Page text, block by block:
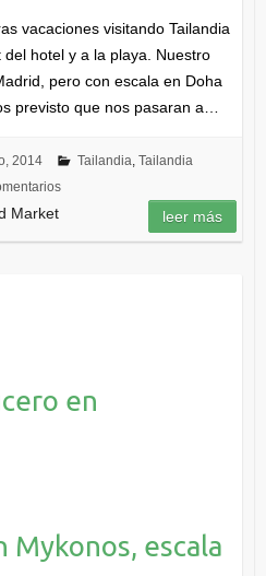
vacaciones visitando Tailandia
hotel y a la playa. Nuestro
pero con escala en Doha
previsto que nos pasaran a…
2014 Tailandia, Tailandia
Market leer más
en
Mykonos, escala